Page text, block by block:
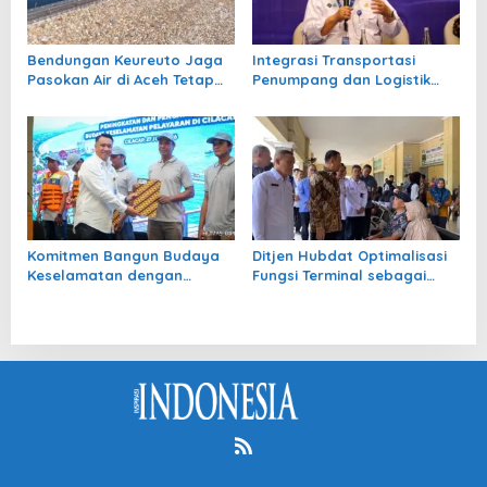
Bendungan Keureuto Jaga
Pasokan Air di Aceh Tetap
Integrasi Transportasi
Penumpang dan Logistik
Sistranas
Komitmen Bangun Budaya
Keselamatan dengan
Ditjen Hubdat Optimalisasi
Fungsi Terminal sebagai